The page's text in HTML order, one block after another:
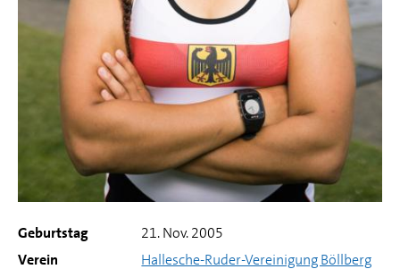
Geburtstag
21. Nov. 2005
Verein
Hallesche-Ruder-Vereinigung Böllberg